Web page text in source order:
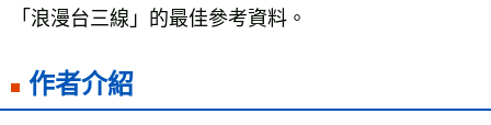
「浪漫台三線」的最佳參考資料。
作者介紹